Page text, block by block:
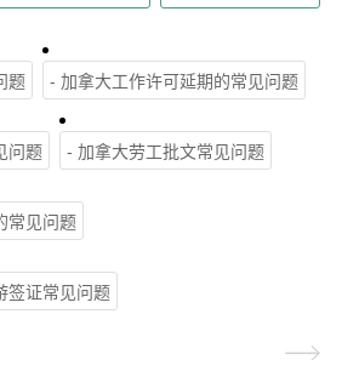
题 - 加拿大工作许可延期的常见问题
问题 - 加拿大劳工批文常见问题
常见问题
签证常见问题